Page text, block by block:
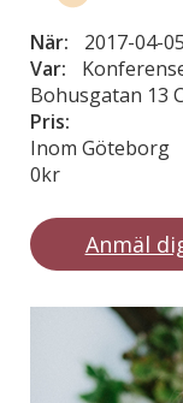
När: 2017-04-
Var:
Bohusgatan 13 C
Pris:
Inom Göteborg
0kr
Anmäl